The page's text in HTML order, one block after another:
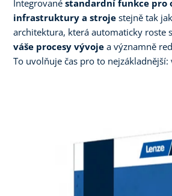
Integrované standardní funkce pro
infrastruktury a stroje stejně tak
architektura, která automaticky roste
váše procesy vývoje a významně
To uvolňuje čas pro to nejzákladnější: